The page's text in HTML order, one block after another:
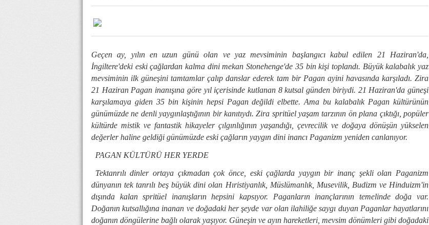
Geçen ay, yılın en uzun günü olan ve yaz mevsiminin başlangıcı kabul edilen 21 Haziran'da,
İngiltere'deki eski çağlardan kalma dini mekan Stonehenge'de 35 bin kişi toplandı. Büyük kalabalık yaz
mevsiminin ilk güneşini tamtamlar çalıp danslar ederek tam bir Pagan ayini havasında karşıladı. Zira
21 Haziran Pagan inanışına göre yıl içerisinde kutlanan 8 kutsal günden biriydi. 21 Haziran'da güneşi
karşılamaya giden 35 bin kişinin hepsi Pagan değildi elbette. Ama bu kalabalık Pagan kültürünün
günümüzde ne denli yaygınlaştığının bir kanıtıydı. Zira spritüel yaşam tarzının ön plana çıktığı, popüler
kültürde mistik ve fantastik hikayeler çılgınlığının yaşandığı, çevrecilik ve doğaya dönüşün yükselen
değerler haline geldiği günümüzde eski çağların yaygın dini inancı Paganizm yeniden canlanıyor.
PAGAN KÜLTÜRÜ HER YERDE
Tektanrılı dinler ortaya çıkmadan çok önce, eski çağlarda yaygın bir inanç şekli olan Paganizm
dünyanın tek tanrılı beş büyük dini olan Hıristiyanlık, Müslümanlık, Musevilik, Budizm ve Hinduizm'in
dışında kalan spritüel inanışların hepsini kapsıyor. Paganların inançlarının temelinde doğa var.
Doğanın kutsallığına inanan ve doğadaki her şeyde var olan ilahiliğe saygı duyan Paganlar hayatlarını
doğanın döngülerine bağlı olarak yaşıyor. Güneşin ve ayın hareketleri, mevsim dönümleri gibi doğadaki